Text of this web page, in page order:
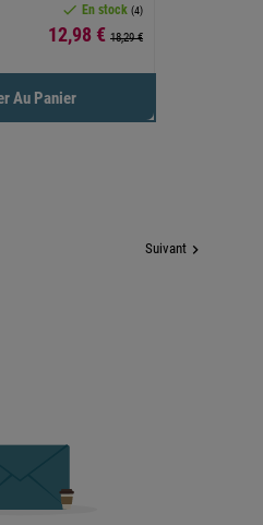
 En stock (4)
Prix
12,98 € 18,29 €
Au Panier
Suivant 